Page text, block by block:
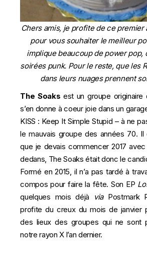
Chers amis, je profite de ce premier
pour vous souhaiter le meilleur
implique beaucoup de power pop,
soirées punk. Pour le reste, que les
dans leurs nuages prennent
The Soaksest un groupe originaire
s’en donne à coeur joie dans un
KISS : Keep It Simple Stupid – à ne
le mauvais groupe des années 70.
que je devais commencer 2017
dedans, The Soaks était donc le
Formé en 2015, il n’a pas tardé à
compos pour faire la fête. Son EP
quelques mois déjà
via Postmark
profite du creux du mois de janvier
des lieux des groupes qui ne sont
notre rayon X l’an dernier.